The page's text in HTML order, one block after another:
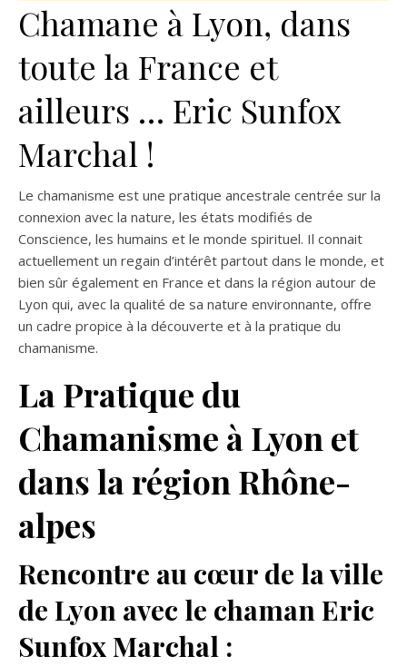
Chamane à Lyon, dans
toute la France et
ailleurs … Eric Sunfox
Marchal !
Le chamanisme est une pratique ancestrale centrée sur la
connexion avec la nature, les états modifiés de
Conscience, les humains et le monde spirituel. Il connait
actuellement un regain d’intérêt partout dans le monde, et
bien sûr également en France et dans la région autour de
Lyon qui, avec la qualité de sa nature environnante, offre
un cadre propice à la découverte et à la pratique du
chamanisme.
La Pratique du
Chamanisme à Lyon et
dans la région Rhône-
alpes
Rencontre au cœur de la ville
de Lyon avec le chaman Eric
Sunfox Marchal :